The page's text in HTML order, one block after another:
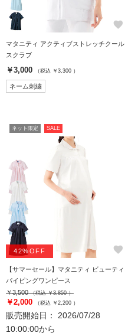
favorite
マタニティ アクティブストレッチクール
スクラブ
￥3,000 （税込 ￥3,300 ）
ネーム刺繍
ネット限定 SALE
42%OFF favorite
【サマーセール】マタニティ ビューティ
パイピングワンピース
￥3,500（税込 ￥3,850 ）
￥2,000 （税込 ￥2,200 ）
販売開始日： 2026/07/28
10:00:00から